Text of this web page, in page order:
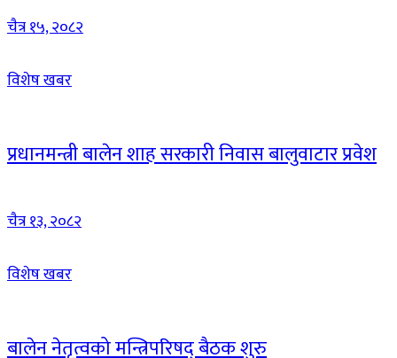
चैत्र १५, २०८२
विशेष खबर
प्रधानमन्त्री बालेन शाह सरकारी निवास बालुवाटार प्रवेश
चैत्र १३, २०८२
विशेष खबर
बालेन नेतृत्वको मन्त्रिपरिषद् बैठक शुरु